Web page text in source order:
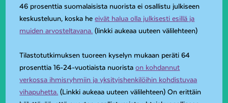
46 prosenttia suomalaisista nuorista ei osallistu julkiseen
keskusteluun, koska heeivät halua olla julkisesti esillä ja
muiden arvosteltavana. (linkki aukeaa uuteen välilehteen)
Tilastotutkimuksen tuoreen kyselyn mukaan peräti 64
prosenttia 16-24-vuotiaista nuoristaon kohdannut
verkossa ihmisryhmiin ja yksityishenkilöihin kohdistuvaa
vihapuhetta. (Linkki aukeaa uuteen välilehteen) On erittäin